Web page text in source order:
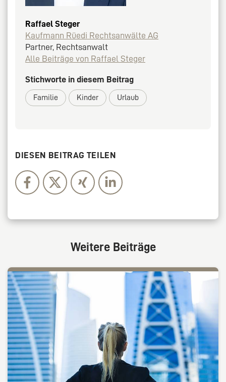
Raffael Steger
Kaufmann Rüedi Rechtsanwälte AG
Partner, Rechtsanwalt
Alle Beiträge von Raffael Steger
Stichworte in diesem Beitrag
Familie Kinder Urlaub
DIESEN BEITRAG TEILEN
Weitere Beiträge